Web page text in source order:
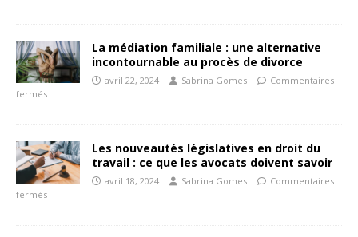
La médiation familiale : une alternative
incontournable au procès de divorce
avril 22, 2024 Sabrina Gomes
Commentaires
fermés
Les nouveautés législatives en droit du
travail : ce que les avocats doivent savoir
avril 18, 2024 Sabrina Gomes
Commentaires
fermés